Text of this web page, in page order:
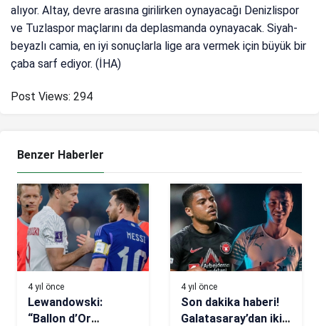
alıyor. Altay, devre arasına girilirken oynayacağı Denizlispor
ve Tuzlaspor maçlarını da deplasmanda oynayacak. Siyah-
beyazlı camia, en iyi sonuçlarla lige ara vermek için büyük bir
çaba sarf ediyor. (İHA)
Post Views: 294
Benzer Haberler
4 yıl önce
Lewandowski:
“Ballon d’Or
4 yıl önce
Son dakika haberi!
Galatasaray’dan iki